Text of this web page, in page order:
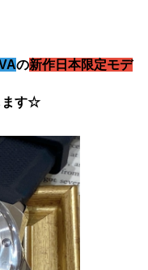
の新作日本限定モデ
ます☆